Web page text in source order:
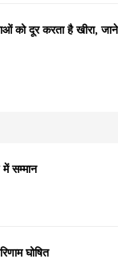
को दूर करता है खीरा, जाने
सम्मान
घोषित